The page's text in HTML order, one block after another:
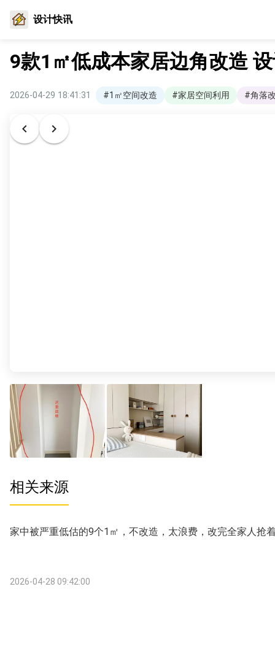
设计快讯
9款1㎡低成本家居边角改造
2026-04-29 18:41:31 #1㎡空间改造 #家居空间利用 #角落
相关来源
家中被严重低估的9个1㎡，不改造，太浪费，改完全家人抢
2026-04-28 09:42:00